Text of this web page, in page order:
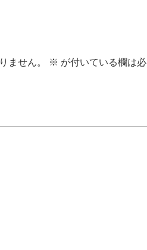
ません。 ※ が付いている欄は必